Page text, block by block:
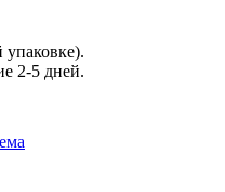
упаковке).
2-5 дней.